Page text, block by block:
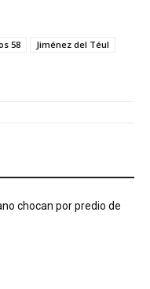
58
Jiménez del Téul
chocan por predio de